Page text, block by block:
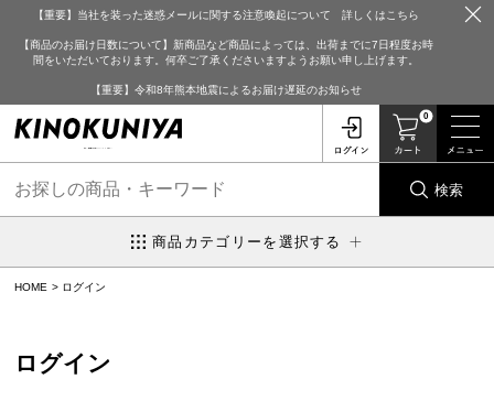
【重要】当社を装った迷惑メールに関する注意喚起について 詳しくはこちら
【商品のお届け日数について】新商品など商品によっては、出荷までに7日程度お時
間をいただいております。何卒ご了承くださいますようお願い申し上げます。
【重要】令和8年熊本地震によるお届け遅延のお知らせ
0
検索
商品カテゴリーを選択する
HOME ログイン
ログイン